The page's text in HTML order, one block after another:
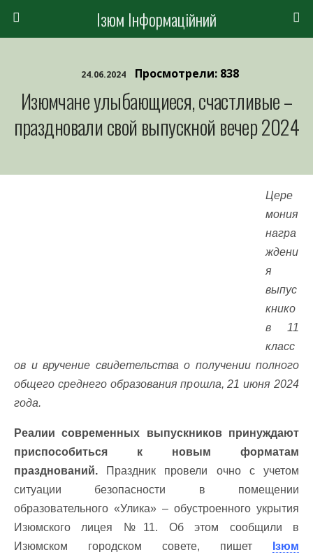
Ізюм Інформаційний
24.06.2024 Просмотрели: 838
Изюмчане улыбающиеся, счастливые –
праздновали свой выпускной вечер 2024
Цере
мония
награ
ждени
я
выпус
книко
в 11
класс
ов и вручение свидетельства о получении полного
общего среднего образования прошла, 21 июня 2024
года.
Реалии современных выпускников принуждают
приспособиться к новым форматам
празднований. Праздник провели очно с учетом
ситуации безопасности в помещении
образовательного «Улика» – обустроенного укрытия
Изюмского лицея №11. Об этом сообщили в
Изюмском городском совете, пишет
Ізюм